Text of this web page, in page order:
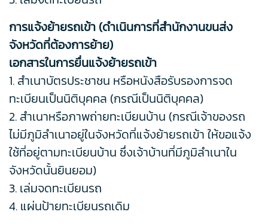
การแจ้งย้ายรถเข้า (ดำเนินการที่สำนักงานขนส่ง
จังหวัดที่ต้องการย้าย)
เอกสารในการยื่นแจ้งย้ายรถเข้า
1. สำเนาบัตรประชาชน หรือหนังสือรับรองการจด
ทะเบียนเป็นนิติบุคคล (กรณีเป็นนิติบุคคล)
2. สำเนาหรือภาพถ่ายทะเบียนบ้าน (กรณีเจ้าของรถ
ไม่มีภูมิลำเนาอยู่ในจังหวัดที่แจ้งย้ายรถเข้า ให้ขอแจ้ง
ใช้ที่อยู่ตามทะเบียนบ้าน ซึ่งเจ้าบ้านที่มีภูมิลำเนาใน
จังหวัดนั้นยินยอม)
3. เล่มจดทะเบียนรถ
4. แผ่นป้ายทะเบียนรถเดิม